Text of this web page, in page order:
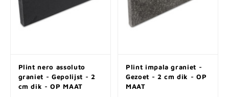
Plint nero assoluto
graniet - Gepolijst - 2
cm dik - OP MAAT
Plint impala graniet -
Gezoet - 2 cm dik - OP
MAAT